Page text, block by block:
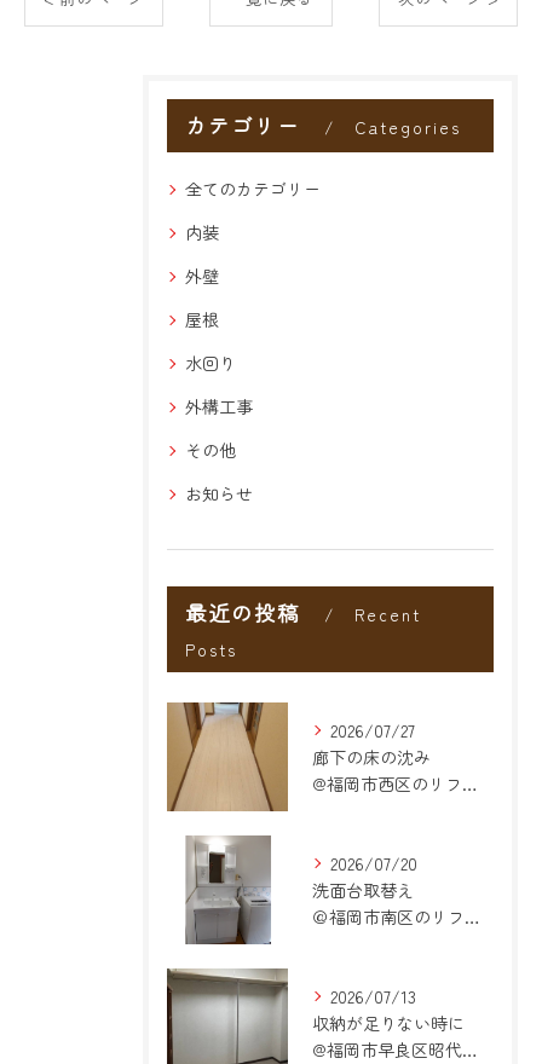
カテゴリー Categories
全てのカテゴリー
内装
外壁
屋根
水回り
外構工事
その他
お知らせ
最近の投稿
Recent
Posts
2026/07/27
廊下の床の沈み
@福岡市西区のリフォーム
2026/07/20
洗面台取替え
＠福岡市南区のリフォーム
2026/07/13
収納が足りない時に
@福岡市早良区昭代のリフォーム